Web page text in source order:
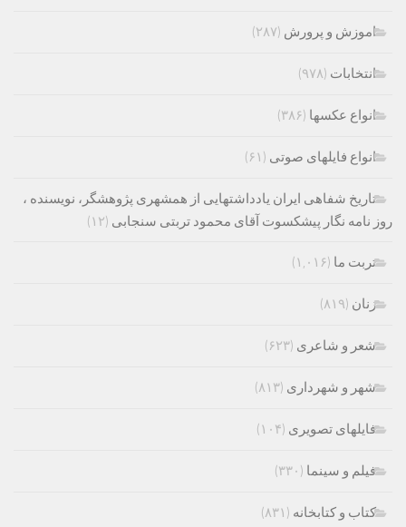
اموزش و پرورش (۲۸۷)
انتخابات (۹۷۸)
انواع عکسها (۳۸۶)
انواع فایلهای صوتی (۶۱)
تاریخ شفاهی ایران یادداشتهایی از همشهری پژوهشگر، نویسنده ،
روز نامه نگار پیشکسوت آقای محمود تربتی سنجابی (۱۲)
تربت ما (۱,۰۱۶)
زنان (۸۱۹)
شعر و شاعری (۶۲۳)
شهر و شهرداری (۸۱۳)
فایلهای تصویری (۱۰۴)
فیلم و سینما (۳۳۰)
کتاب و کتابخانه (۸۳۱)